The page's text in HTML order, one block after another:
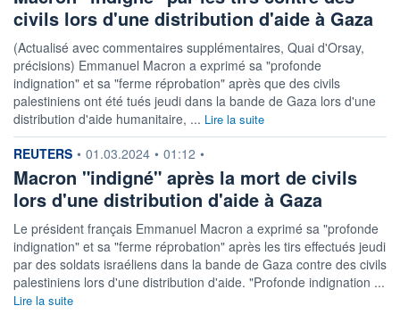
civils lors d'une distribution d'aide à Gaza
(Actualisé avec commentaires supplémentaires, Quai d'Orsay,
précisions) Emmanuel Macron a exprimé sa "profonde
indignation" et sa "ferme réprobation" après que des civils
palestiniens ont été tués jeudi dans la bande de Gaza lors d'une
distribution d'aide humanitaire, ... Lire la suite
information fournie par
REUTERS • 01.03.2024 • 01:12 •
Macron "indigné" après la mort de civils
lors d'une distribution d'aide à Gaza
Le président français Emmanuel Macron a exprimé sa "profonde
indignation" et sa "ferme réprobation" après les tirs effectués jeudi
par des soldats israéliens dans la bande de Gaza contre des civils
palestiniens lors d'une distribution d'aide. "Profonde indignation ...
Lire la suite